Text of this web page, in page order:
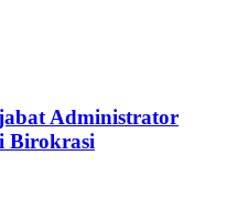
Administrator
Birokrasi